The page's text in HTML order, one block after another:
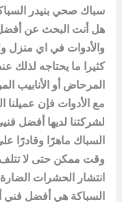
سباك صحي بنيدر
هل أنت البحث عن
والأدوات في اي منزل
كثيرا ما يحتاجه لذلك
المرحاض أو الأنابيب
مع الأدوات فإن
لشركتنا لديها أفضل
السباك ماهرًا وقادرًا
وقت ممكن حتى لا تتلف
انتشار الحشرات الضارة
السباكة هي أفضل